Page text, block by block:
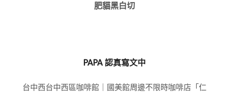
肥貓黑白切
PAPA 認真寫文中
台中西台中西區咖啡館｜國美館周邊不限時咖啡店「仁